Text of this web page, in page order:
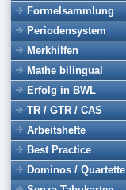
Formelsammlung
Periodensystem
Merkhilfen
Mathe bilingual
Erfolg in BWL
TR / GTR / CAS
Arbeitshefte
Best Practice
Dominos / Quartette